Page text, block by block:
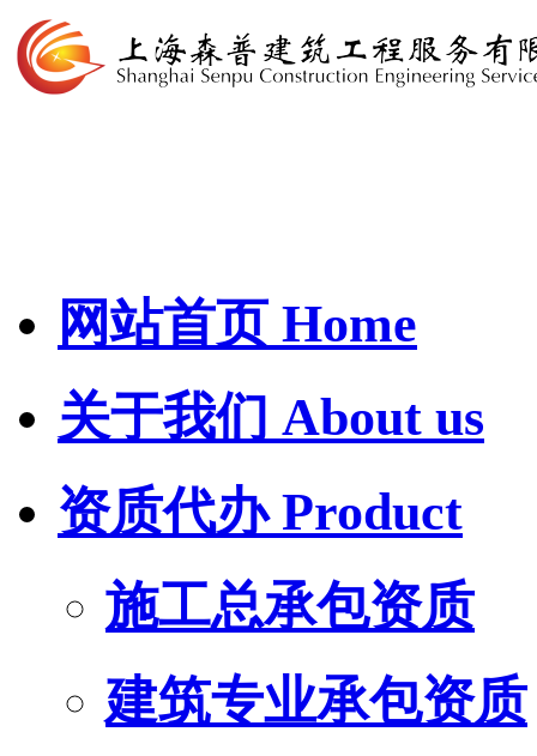
网站首页 Home
关于我们 About us
资质代办Product
施工总承包资质
建筑专业承包资质